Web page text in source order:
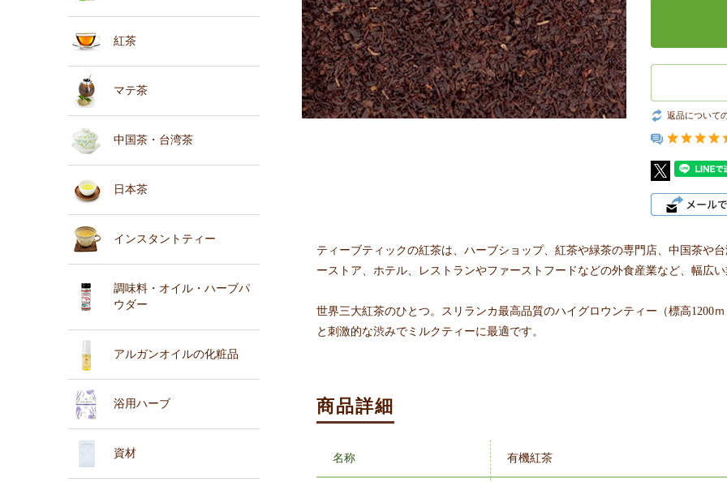
返品について
ティーブティックの紅茶は、ハーブショップ、紅茶や緑茶の専門店、中国茶や
ーストア、ホテル、レストランやファーストフードなどの外食産業など、幅広
世界三大紅茶のひとつ。スリランカ最高品質のハイグロウンティー（標高1200
と刺激的な渋みでミルクティーに最適です。
商品詳細
名称 有機紅茶
紅茶
マテ茶
中国茶・台湾茶
日本茶
インスタントティー
調味料・オイル・ハーブパ
ウダー
アルガンオイルの化粧品
浴用ハーブ
資材